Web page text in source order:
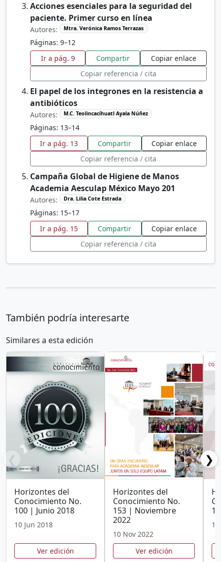
Acciones esenciales para la seguridad del
paciente. Primer curso en línea
Autores: Mtra. Verónica Ramos Terrazas
Páginas: 9–12
Ir a pág. 9
Compartir
Copiar enlace
Copiar referencia / cita
El papel de los integrones en la resistencia a
antibióticos
Autores: M.C. Teolincacíhuatl Ayala Núñez
Páginas: 13–14
Ir a pág. 13
Compartir
Copiar enlace
Copiar referencia / cita
Campaña Global de Higiene de Manos
Academia Aesculap México Mayo 201
Autores: Dra. Lilia Cote Estrada
Páginas: 15–17
Ir a pág. 15
Compartir
Copiar enlace
Copiar referencia / cita
También podría interesarte
Similares a esta edición
❮
Horizontes del
Conocimiento No.
100 | Junio 2018
10 Jun 2018
Ver edición
Horizontes del
Conocimiento No.
153 | Noviembre
2022
10 Nov 2022
Ver edición
❯